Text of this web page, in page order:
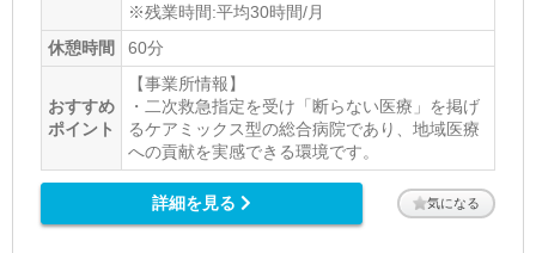
※残業時間:平均30時間/月
休憩時間
60分
おすすめ
ポイント
【事業所情報】
・二次救急指定を受け「断らない医療」を掲げ
るケアミックス型の総合病院であり、地域医療
への貢献を実感できる環境です。
詳細を見る 気になる